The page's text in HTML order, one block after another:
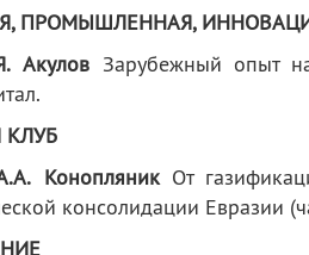
ПРОМЫШЛЕННАЯ,
Акулов Зарубежный опыт
КонопляникОт
консолидации Евразии